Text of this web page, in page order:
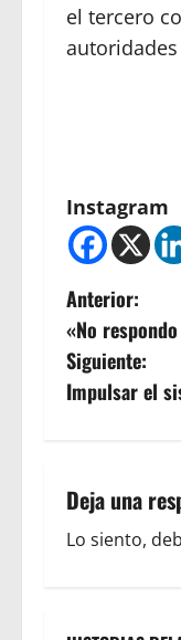
el tercero
Instagram
N
a
v
g
a
i
Anterior:
«No
Siguiente:
Impulsar el
Deja una
Lo siento,